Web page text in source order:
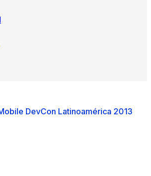
DevCon Latinoamérica 2013